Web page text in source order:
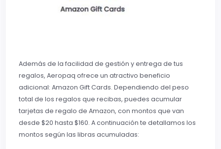
Además de la facilidad de gestión y entrega de tus
regalos, Aeropaq ofrece un atractivo beneficio
adicional: Amazon Gift Cards. Dependiendo del peso
total de los regalos que recibas, puedes acumular
tarjetas de regalo de Amazon, con montos que van
desde $20 hasta $160. A continuación te detallamos los
montos según las libras acumuladas: